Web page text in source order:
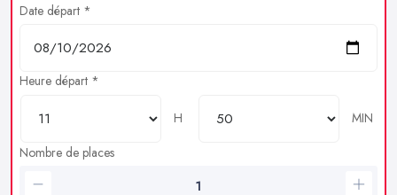
Date départ *
Heure départ *
H
MIN
Nombre de places